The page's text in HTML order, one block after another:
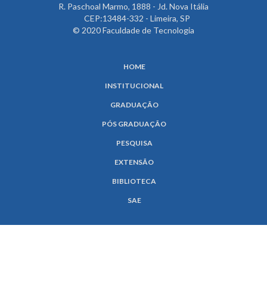
R. Paschoal Marmo, 1888 - Jd. Nova Itália
CEP:13484-332 - Limeira, SP
© 2020 Faculdade de Tecnologia
HOME
INSTITUCIONAL
GRADUAÇÃO
PÓS GRADUAÇÃO
PESQUISA
EXTENSÃO
BIBLIOTECA
SAE